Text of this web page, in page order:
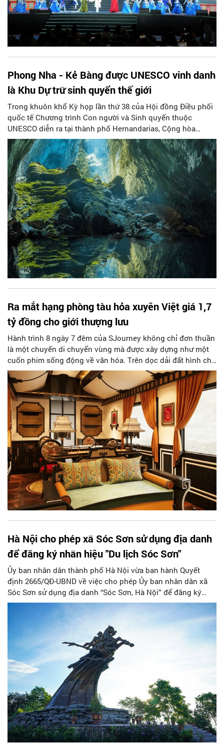
Phong Nha - Kẻ Bàng được UNESCO vinh danh
là Khu Dự trữ sinh quyển thế giới
Trong khuôn khổ Kỳ họp lần thứ 38 của Hội đồng Điều phối
quốc tế Chương trình Con người và Sinh quyển thuộc
UNESCO diễn ra tại thành phố Hernandarias, Cộng hòa
Paraguay, Vườn quốc gia Phong Nha - Kẻ Bàng đã chính
thức được UNESCO vinh danh là Khu Dự trữ sinh quyển thế
giới.
Ra mắt hạng phòng tàu hỏa xuyên Việt giá 1,7
tỷ đồng cho giới thượng lưu
Hành trình 8 ngày 7 đêm của SJourney không chỉ đơn thuần
là một chuyến di chuyển vùng mà được xây dựng như một
cuốn phim sống động về văn hóa. Trên dọc dải đất hình chữ
S, đoàn tàu sẽ dừng chân tại những địa danh nổi tiếng như
Ninh Bình, Quảng Bình, Huế, Hội An, Phú Yên và Phan Thiết.
Hà Nội cho phép xã Sóc Sơn sử dụng địa danh
để đăng ký nhãn hiệu "Du lịch Sóc Sơn"
Ủy ban nhân dân thành phố Hà Nội vừa ban hành Quyết
định 2665/QĐ-UBND về việc cho phép Ủy ban nhân dân xã
Sóc Sơn sử dụng địa danh “Sóc Sơn, Hà Nội” để đăng ký
nhãn hiệu chứng nhận “Du lịch Sóc Sơn” cho các dịch vụ du
lịch trên địa bàn xã.